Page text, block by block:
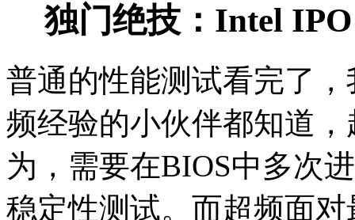
独门绝技：Intel
普通的性能测试看完了
频经验的小伙伴都知道
为，需要在BIOS中多次
稳定性测试。而超频面